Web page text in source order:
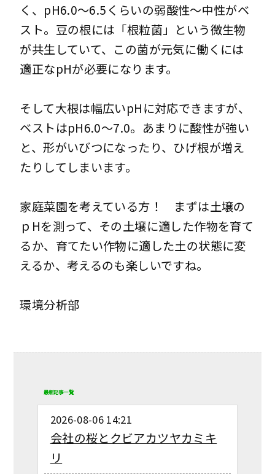
く、pH6.0～6.5くらいの弱酸性～中性がベ
スト。豆の根には「根粒菌」という微生物
が共生していて、この菌が元気に働くには
適正なpHが必要になります。
そして大根は幅広いpHに対応できますが、
ベストはpH6.0～7.0。あまりに酸性が強い
と、形がいびつになったり、ひげ根が増え
たりしてしまいます。
家庭菜園を考えている方！ まずは土壌の
ｐHを測って、その土壌に適した作物を育て
るか、育てたい作物に適した土の状態に変
えるか、考えるのも楽しいですね。
環境分析部
最新記事一覧
2026-08-06 14:21
会社の桜とクビアカツヤカミキ
リ